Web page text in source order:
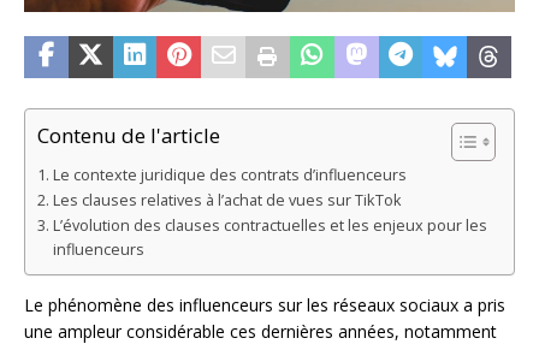
Contenu de l'article
Le contexte juridique des contrats d’influenceurs
Les clauses relatives à l’achat de vues sur TikTok
L’évolution des clauses contractuelles et les enjeux pour les
influenceurs
Le phénomène des influenceurs sur les réseaux sociaux a pris
une ampleur considérable ces dernières années, notamment